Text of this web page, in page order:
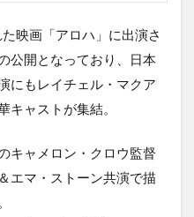
映画「アロハ」に出演さ
公開となっており、日本
にもレイチェル・マクア
キャストが集結。
キャメロン・クロウ監督
エマ・ストーン共演で描